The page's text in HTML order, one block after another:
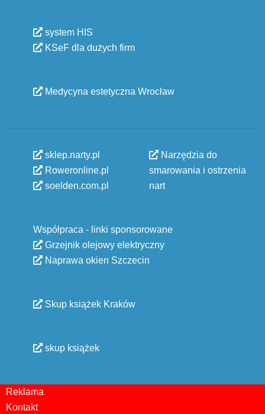
system HIS
KSeF dla dużych firm
Medycyna estetyczna Wrocław
sklep.narty.pl
Roweronline.pl
soelden.com.pl
Narzędzia do
smarowania i ostrzenia
nart
Współpraca - linki sponsorowane
Grzejnik olejowy elektryczny
Naprawa okien Szczecin
Skup książek Kraków
skup książek
Reklama
Kontakt